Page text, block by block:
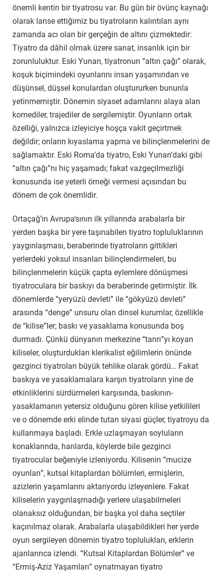
önemli kentin bir tiyatrosu var. Bu gün bir övünç kaynağı
olarak lanse ettiğimiz bu tiyatroların kalıntıları aynı
zamanda acı olan bir gerçeğin de altını çizmektedir:
Tiyatro da dâhil olmak üzere sanat, insanlık için bir
zorunluluktur. Eski Yunan, tiyatronun “altın çağı” olarak,
koşuk biçimindeki oyunlarını insan yaşamından ve
düşünsel, düşsel konulardan oluştururken bununla
yetinmemiştir. Dönemin siyaset adamlarını alaya alan
komediler, trajediler de sergilemiştir. Oyunların ortak
özelliği, yalnızca izleyiciye hoşça vakit geçirtmek
değildir; onların kıyaslama yapma ve bilinçlenmelerini de
sağlamaktır. Eski Roma’da tiyatro, Eski Yunan’daki gibi
“altın çağı”nı hiç yaşamadı; fakat vazgeçilmezliği
konusunda ise yeterli örneği vermesi açısından bu
dönem de çok önemlidir.
Ortaçağ’ın Avrupa‘sının ilk yıllarında arabalarla bir
yerden başka bir yere taşınabilen tiyatro topluluklarının
yaygınlaşması, beraberinde tiyatroların gittikleri
yerlerdeki yoksul insanları bilinçlendirmeleri, bu
bilinçlenmelerin küçük çapta eylemlere dönüşmesi
tiyatroculara bir baskıyı da beraberinde getirmiştir. İlk
dönemlerde “yeryüzü devleti” ile “gökyüzü devleti”
arasında “denge” unsuru olan dinsel kurumlar, özellikle
de “kilise”ler; baskı ve yasaklama konusunda boş
durmadı. Çünkü dünyanın merkezine “tanrı”yı koyan
kiliseler, oluşturdukları klerikalist eğilimlerin önünde
gezginci tiyatroları büyük tehlike olarak gördü… Fakat
baskıya ve yasaklamalara karşın tiyatroların yine de
etkinliklerini sürdürmeleri karşısında, baskının-
yasaklamanın yetersiz olduğunu gören kilise yetkilileri
ve o dönemde erki elinde tutan siyasi güçler, tiyatroyu da
kullanmaya başladı. Erkle uzlaşmayan soyluların
konaklarında, hanlarda, köylerde bile gezginci
tiyatrocular beğeniyle izleniyordu. Kilisenin “mucize
oyunları”, kutsal kitaplardan bölümleri, ermişlerin,
azizlerin yaşamlarını aktarıyordu izleyenlere. Fakat
kiliselerin yaygınlaşmadığı yerlere ulaşabilmeleri
olanaksız olduğundan, bir başka yol daha seçtiler
kaçınılmaz olarak. Arabalarla ulaşabildikleri her yerde
oyun sergileyen dönemin tiyatro toplulukları, erklerin
ajanlarınca izlendi. “Kutsal Kitaplardan Bölümler” ve
“Ermiş-Aziz Yaşamları” oynatmayan tiyatro